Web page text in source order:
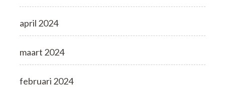
april 2024
maart 2024
februari 2024